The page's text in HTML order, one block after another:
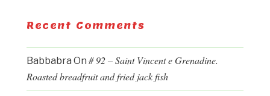
Recent Comments
Babbabra On # 92 – Saint Vincent e Grenadine.
Roasted breadfruit and fried jack fish